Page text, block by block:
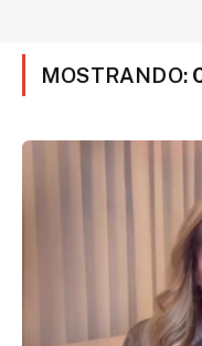
MOSTRANDO: